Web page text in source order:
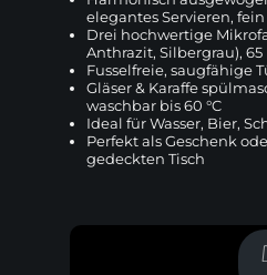
elegantes Servieren,
Drei hochwertige
Anthrazit, Silbergrau), 65
Fusselfreie, saugfähige
Gläser & Karaffe
waschbar bis 60 °C
Ideal für Wasser, Bier,
Perfekt als Geschenk
gedeckten Tisch